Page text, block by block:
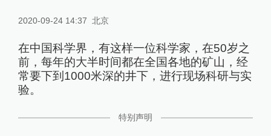
2020-09-24 14:37 北京
在中国科学界，有这样一位科学家，在50岁之
前，每年的大半时间都在全国各地的矿山，经
常要下到1000米深的井下，进行现场科研与实
验。
特别声明